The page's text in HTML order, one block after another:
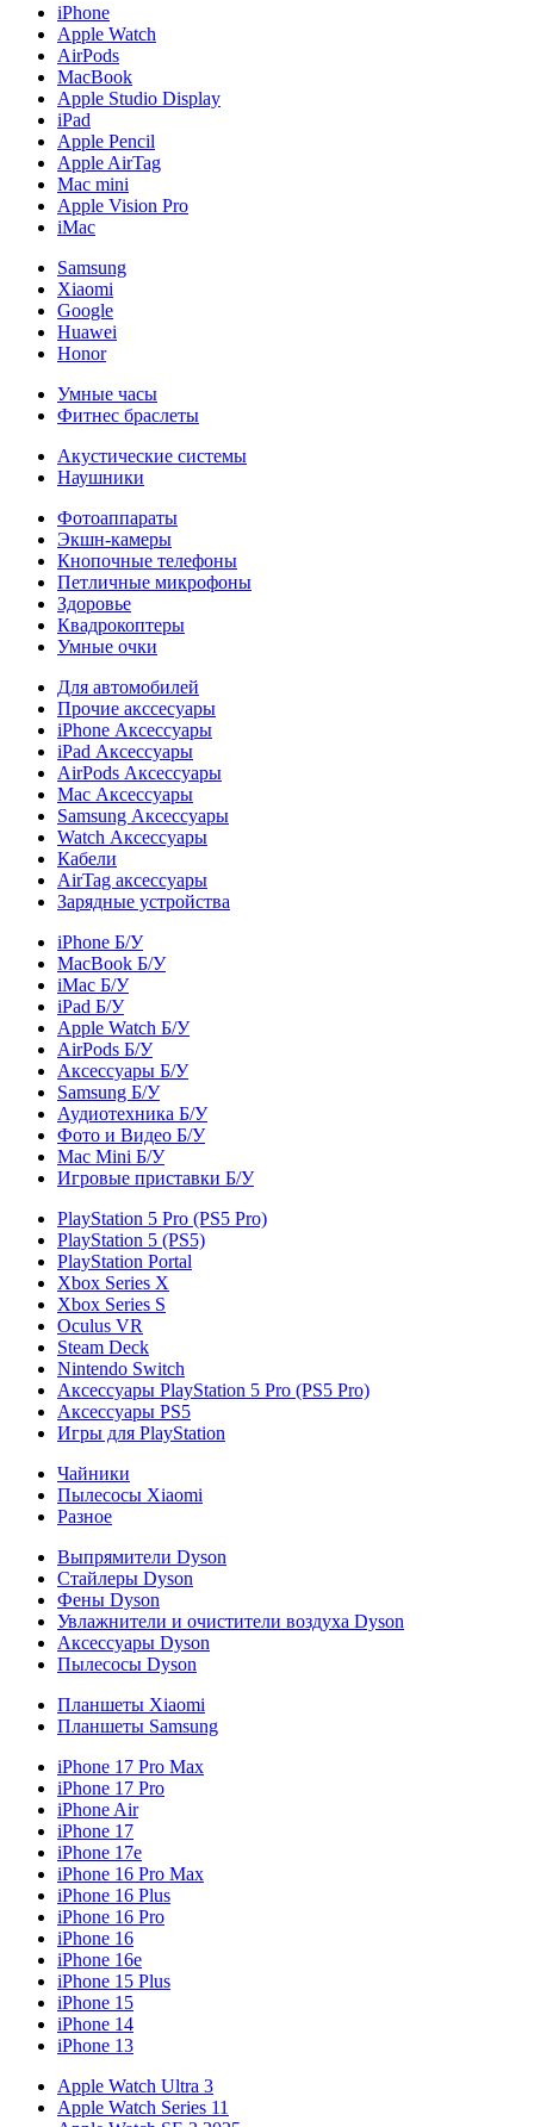
iPhone
Apple Watch
AirPods
MacBook
Apple Studio Display
iPad
Apple Pencil
Apple AirTag
Mac mini
Apple Vision Pro
iMac
Samsung
Xiaomi
Google
Huawei
Honor
Умные часы
Фитнес браслеты
Акустические системы
Наушники
Фотоаппараты
Экшн-камеры
Кнопочные телефоны
Петличные микрофоны
Здоровье
Квадрокоптеры
Умные очки
Для автомобилей
Прочие акссесуары
iPhone Аксессуары
iPad Аксессуары
AirPods Аксессуары
Mac Аксессуары
Samsung Аксессуары
Watch Аксессуары
Кабели
AirTag аксессуары
Зарядные устройства
iPhone Б/У
MacBook Б/У
iMac Б/У
iPad Б/У
Apple Watch Б/У
AirPods Б/У
Аксессуары Б/У
Samsung Б/У
Аудиотехника Б/У
Фото и Видео Б/У
Mac Mini Б/У
Игровые приставки Б/У
PlayStation 5 Pro (PS5 Pro)
PlayStation 5 (PS5)
PlayStation Portal
Xbox Series X
Xbox Series S
Oculus VR
Steam Deck
Nintendo Switch
Аксессуары PlayStation 5 Pro (PS5 Pro)
Аксессуары PS5
Игры для PlayStation
Чайники
Пылесосы Xiaomi
Разное
Выпрямители Dyson
Стайлеры Dyson
Фены Dyson
Увлажнители и очистители воздуха Dyson
Аксессуары Dyson
Пылесосы Dyson
Планшеты Xiaomi
Планшеты Samsung
iPhone 17 Pro Max
iPhone 17 Pro
iPhone Air
iPhone 17
iPhone 17e
iPhone 16 Pro Max
iPhone 16 Plus
iPhone 16 Pro
iPhone 16
iPhone 16e
iPhone 15 Plus
iPhone 15
iPhone 14
iPhone 13
Apple Watch Ultra 3
Apple Watch Series 11